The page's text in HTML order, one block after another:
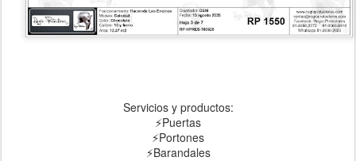
Servicios y productos:
⚡Puertas
⚡Portones
⚡Barandales